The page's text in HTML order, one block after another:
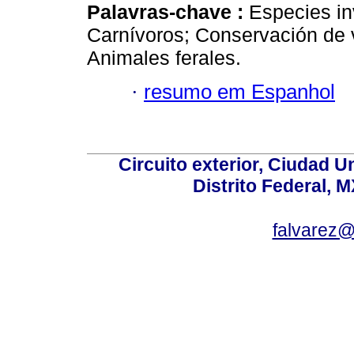
Palavras-chave : Especies
Carnívoros; Conservación
Animales ferales.
· resumo em Espanhol
Circuito exterior, Ciudad
Distrito Federal,